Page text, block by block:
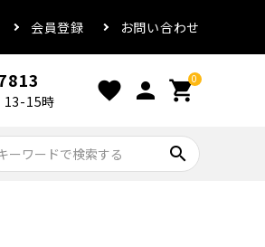
会員登録 お問い合わせ
13-15時 favorite person 0
shopping_cart
search